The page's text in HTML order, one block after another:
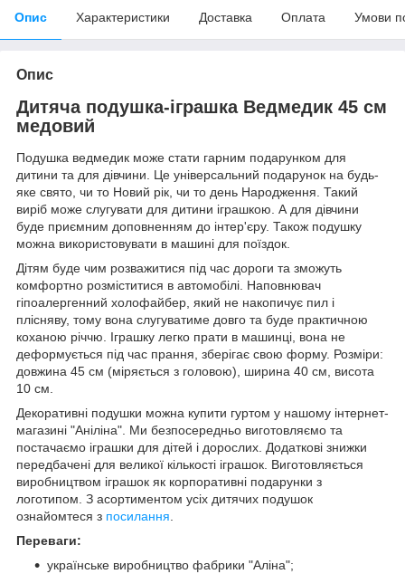
Опис Характеристики Доставка Оплата Умови
Опис
Дитяча подушка-іграшка Ведмедик 45 см
медовий
Подушка ведмедик може стати гарним подарунком для
дитини та для дівчини. Це універсальний подарунок на будь-
яке свято, чи то Новий рік, чи то день Народження. Такий
виріб може слугувати для дитини іграшкою. А для дівчини
буде приємним доповненням до інтер'єру. Також подушку
можна використовувати в машині для поїздок.
Дітям буде чим розважитися під час дороги та зможуть
комфортно розміститися в автомобілі. Наповнювач
гіпоалергенний холофайбер, який не накопичує пил і
плісняву, тому вона слугуватиме довго та буде практичною
коханою річчю. Іграшку легко прати в машинці, вона не
деформується під час прання, зберігає свою форму. Розміри:
довжина 45 см (міряється з головою), ширина 40 см, висота
10 см.
Декоративні подушки можна купити гуртом у нашому інтернет-
магазині "Аніліна". Ми безпосередньо виготовляємо та
постачаємо іграшки для дітей і дорослих. Додаткові знижки
передбачені для великої кількості іграшок. Виготовляється
виробництвом іграшок як корпоративні подарунки з
логотипом. З асортиментом усіх дитячих подушок
ознайомтеся з посилання.
Переваги:
українське виробництво фабрики "Аліна";